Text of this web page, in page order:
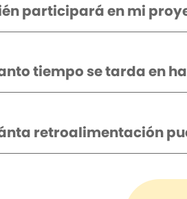
participará en mi
tiempo se tarda en
retroalimentación